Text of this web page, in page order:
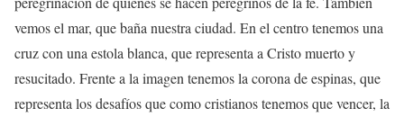
vemos el mar, que baña nuestra ciudad. En el centro tenemos una
cruz con una estola blanca, que representa a Cristo muerto y
resucitado. Frente a la imagen tenemos la corona de espinas, que
representa los desafíos que como cristianos tenemos que vencer, la